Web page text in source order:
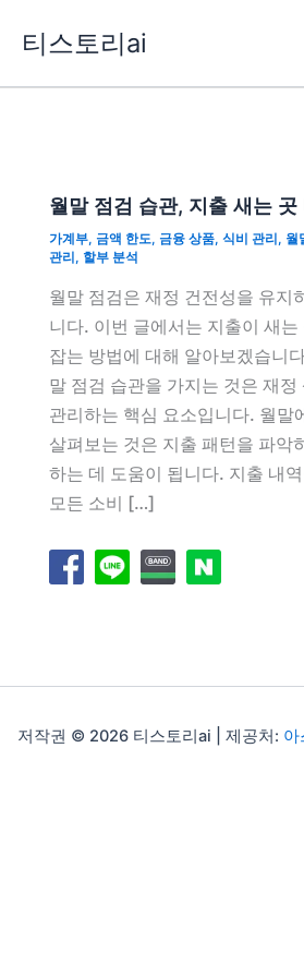
티스토리ai
월말 점검 습관, 지출 새는 곳
가계부, 금액 한도, 금융 상품, 식비 관리, 월
관리, 할부 분석
월말 점검은 재정 건전성을 유지
니다. 이번 글에서는 지출이 새는
잡는 방법에 대해 알아보겠습니
말 점검 습관을 가지는 것은 재정
관리하는 핵심 요소입니다. 월말
살펴보는 것은 지출 패턴을 파악
하는 데 도움이 됩니다. 지출 내
모든 소비 […]
저작권 © 2026 티스토리ai | 제공처: 아